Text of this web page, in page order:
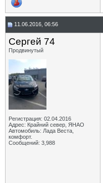
11.06.2016, 06:56
Сергей 74
Продвинутый
Регистрация: 02.04.2016
Адрес: Крайний север, ЯНАО
Автомобиль: Лада Веста,
комфорт.
Сообщений: 3,988